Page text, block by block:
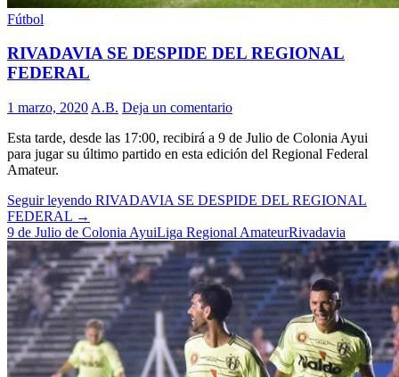
Fútbol
RIVADAVIA SE DESPIDE DEL REGIONAL
FEDERAL
1 marzo, 2020 A.B. Deja un comentario
Esta tarde, desde las 17:00, recibirá a 9 de Julio de Colonia Ayui
para jugar su último partido en esta edición del Regional Federal
Amateur.
Seguir leyendo RIVADAVIA SE DESPIDE DEL REGIONAL
FEDERAL →
9 de Julio de Colonia AyuiLiga Regional AmateurRivadavia